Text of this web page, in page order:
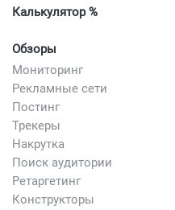
Калькулятор %
Обзоры
Мониторинг
Рекламные сети
Постинг
Трекеры
Накрутка
Поиск аудитории
Ретаргетинг
Конструкторы